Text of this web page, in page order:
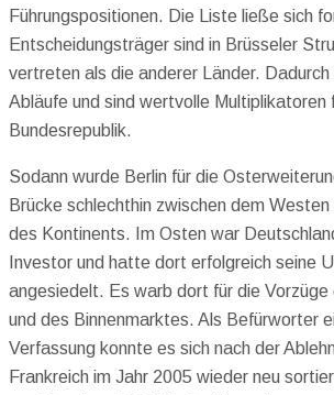
Führungspositionen. Die Liste ließe sich
Entscheidungsträger sind in Brüsseler
vertreten als die anderer Länder. Dadurch
Abläufe und sind wertvolle Multiplikatoren
Bundesrepublik.
Sodann wurde Berlin für die
Brücke schlechthin zwischen dem
des Kontinents. Im Osten war
Investor und hatte dort erfolgreich seine
angesiedelt. Es warb dort für die
und des Binnenmarktes. Als Befürworter
Verfassung konnte es sich nach der
Frankreich im Jahr 2005 wieder neu